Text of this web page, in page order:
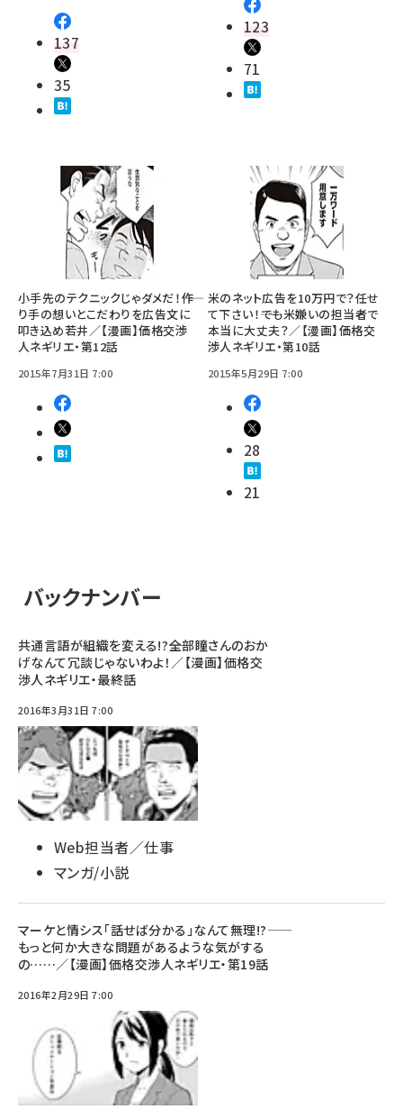
137
35
123
71
小手先のテクニックじゃダメだ！――作
り手の想いとこだわりを広告文に
叩き込め若井／【漫画】価格交渉
人ネギリエ・第12話
2015年7月31日 7:00
米のネット広告を10万円で？任せ
て下さい！――でも米嫌いの担当者で
本当に大丈夫？／【漫画】価格交
渉人ネギリエ・第10話
2015年5月29日 7:00
28
21
バックナンバー
共通言語が組織を変える!?――全部瞳さんのおか
げなんて冗談じゃないわよ！／【漫画】価格交
渉人ネギリエ・最終話
2016年3月31日 7:00
Web担当者／仕事
マンガ/小説
マーケと情シス「話せば分かる」なんて無理!?――
もっと何か大きな問題があるような気がする
の……／【漫画】価格交渉人ネギリエ・第19話
2016年2月29日 7:00